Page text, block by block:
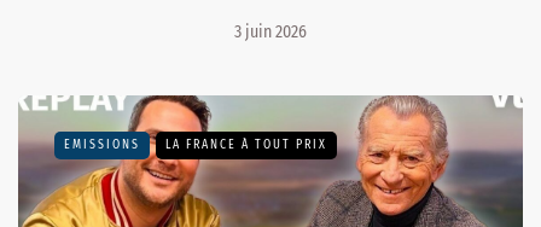
3 juin 2026
EMISSIONS LA FRANCE À TOUT PRIX